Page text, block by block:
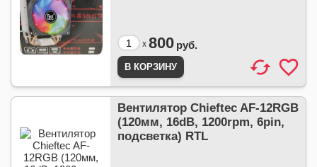
x 800 руб.
Вентилятор Chieftec AF-12RGB
(120мм, 16dB, 1200rpm, 6pin,
подсветка) RTL